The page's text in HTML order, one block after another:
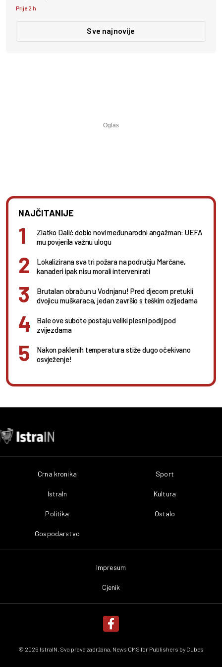
Prije 2 h
Sve najnovije
NAJČITANIJE
Zlatko Dalić dobio novi međunarodni angažman: UEFA
mu povjerila važnu ulogu
Lokalizirana sva tri požara na području Marčane,
kanaderi ipak nisu morali intervenirati
Brutalan obračun u Vodnjanu! Pred djecom pretukli
dvojicu muškaraca, jedan završio s teškim ozljedama
Bale ove subote postaju veliki plesni podij pod
zvijezdama
Nakon paklenih temperatura stiže dugo očekivano
osvježenje!
Crna kronika
IstraIn
Politika
Gospodarstvo
Sport
Kultura
Ostalo
Impresum
Cjenik
© 2026 IstraIN. Sva prava zadržana. News CMS for Publishers by Cubes